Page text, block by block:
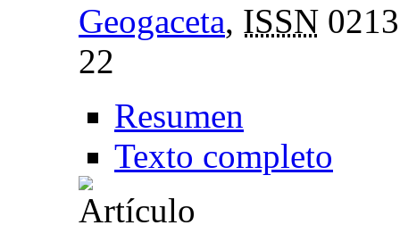
Geogaceta, ISSN
22
Resumen
Texto completo